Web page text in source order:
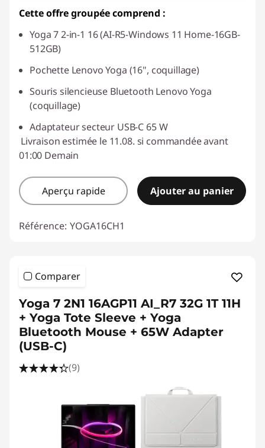
Cette offre groupée comprend :
Yoga 7 2-in-1 16 (AI-R5-Windows 11 Home-16GB-
512GB)
Pochette Lenovo Yoga (16", coquillage)
Souris silencieuse Bluetooth Lenovo Yoga
(coquillage)
Adaptateur secteur USB-C 65 W
Livraison estimée le 11.08. si commandée avant
01:00 Demain
Aperçu rapide Ajouter au panier
Référence: YOGA16CH1
Comparer
Yoga 7 2N1 16AGP11 AI_R7 32G 1T 11H
+ Yoga Tote Sleeve + Yoga
Bluetooth Mouse + 65W Adapter
(USB-C)
(9)